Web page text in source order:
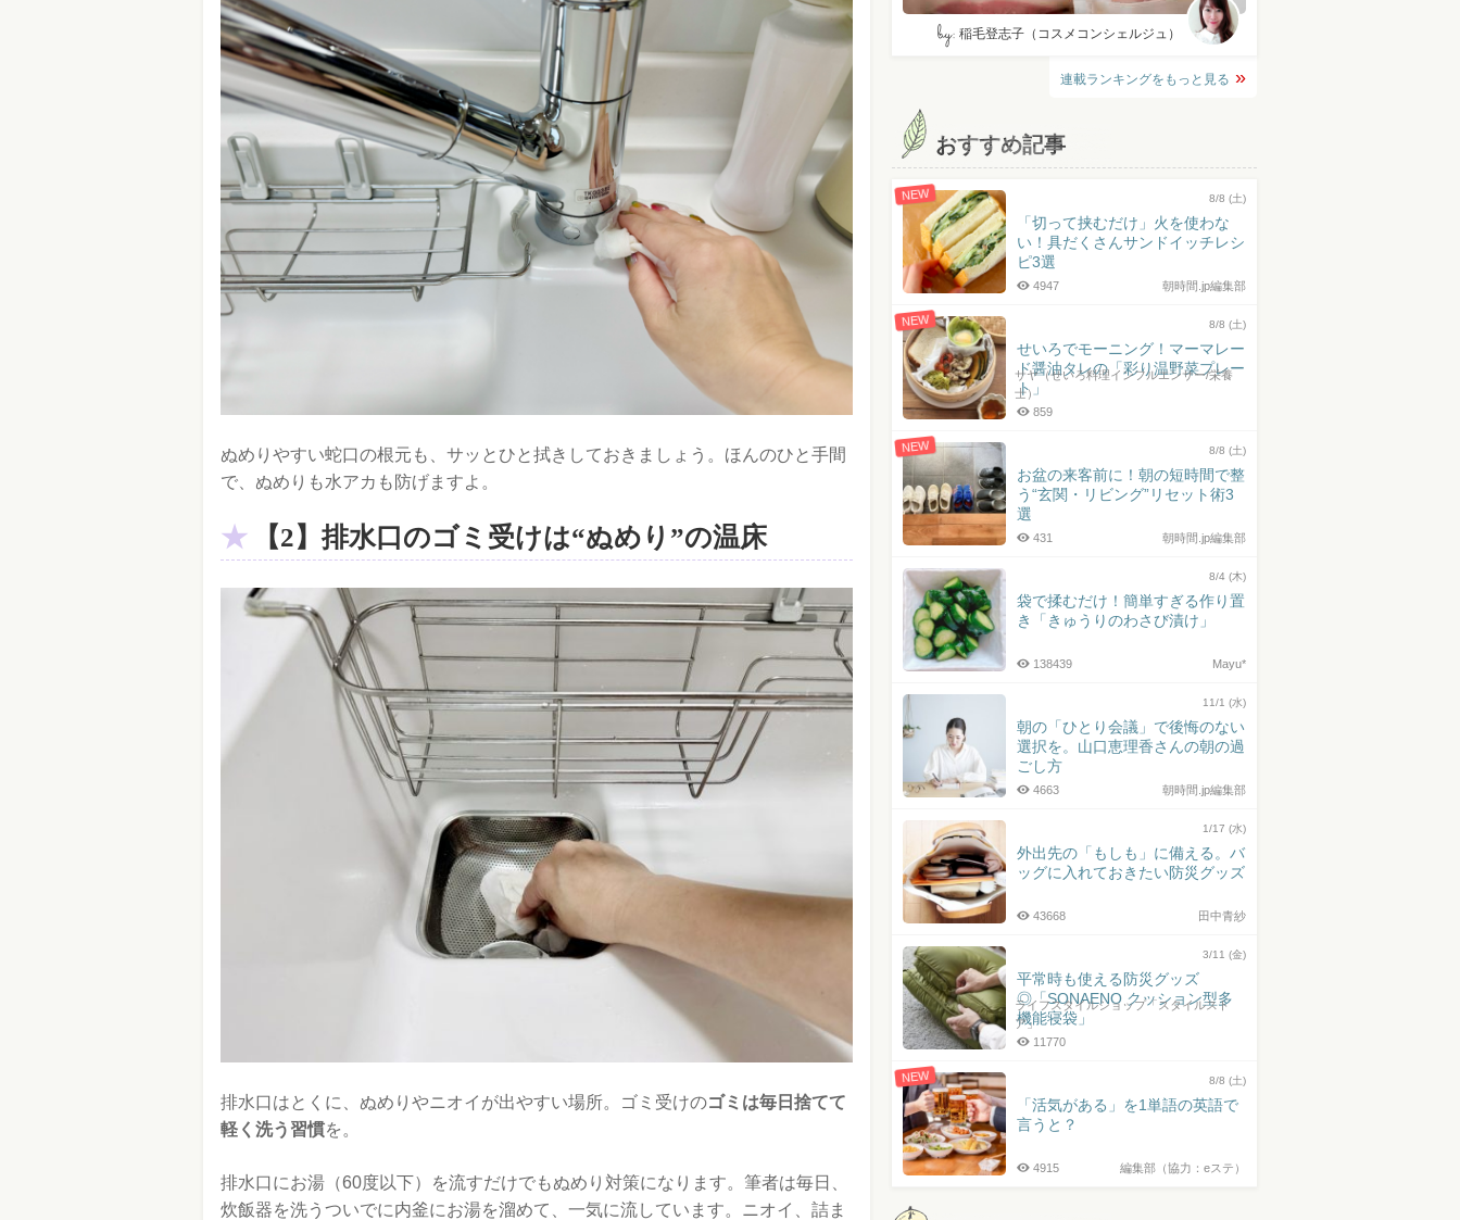
ぬめりやすい蛇口の根元も、サッとひと拭きしておきましょう。ほんのひと手間
で、ぬめりも水アカも防げますよ。
【2】排水口のゴミ受けは“ぬめり”の温床
排水口はとくに、ぬめりやニオイが出やすい場所。ゴミ受けのゴミは毎日捨てて
軽く洗う習慣を。
排水口にお湯（60度以下）を流すだけでもぬめり対策になります。筆者は毎日、
炊飯器を洗うついでに内釜にお湯を溜めて、一気に流しています。ニオイ、詰ま
by: 稲毛登志子（コスメコンシェルジュ）
連載ランキングをもっと見る
おすすめ記事
NEW 8/8 (土)
「切って挟むだけ」火を使わな
い！具だくさんサンドイッチレシ
ピ3選
朝時間.jp編集部
4947
NEW 8/8 (土)
せいろでモーニング！マーマレー
ド醤油タレの「彩り温野菜プレー
ト」
サヤ（せいろ料理インフルエンサー/栄養
士）
859
NEW 8/8 (土)
お盆の来客前に！朝の短時間で整
う“玄関・リビング”リセット術3
選
朝時間.jp編集部
431
8/4 (木)
袋で揉むだけ！簡単すぎる作り置
き「きゅうりのわさび漬け」
Mayu*
138439
11/1 (水)
朝の「ひとり会議」で後悔のない
選択を。山口恵理香さんの朝の過
ごし方
朝時間.jp編集部
4663
1/17 (水)
外出先の「もしも」に備える。バ
ッグに入れておきたい防災グッズ
田中青紗
43668
3/11 (金)
平常時も使える防災グッズ
◎「SONAENO クッション型多
機能寝袋」
ライフスタイルショップ「スタイルスト
ア」
11770
NEW 8/8 (土)
「活気がある」を1単語の英語で
言うと？
編集部（協力：eステ）
4915